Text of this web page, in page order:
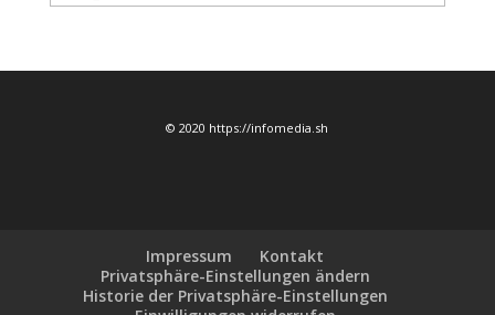
© 2020 https://infomedia.sh
Impressum
Kontakt
Privatsphäre-Einstellungen ändern
Historie der Privatsphäre-Einstellungen